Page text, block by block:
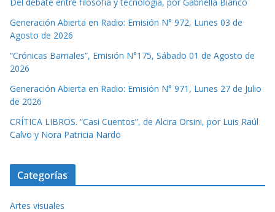
Generación Abierta en Radio: Emisión N° 972, Lunes 03 de
Agosto de 2026
“Crónicas Barriales”, Emisión N°175, Sábado 01 de Agosto de
2026
Generación Abierta en Radio: Emisión N° 971, Lunes 27 de Julio
de 2026
CRÍTICA LIBROS. “Casi Cuentos”, de Alcira Orsini, por Luis Raúl
Calvo y Nora Patricia Nardo
Categorías
Artes visuales